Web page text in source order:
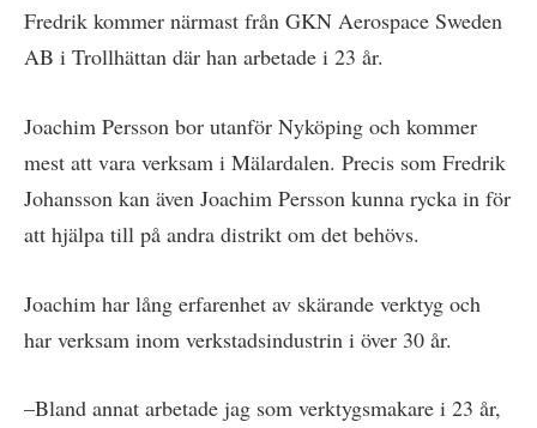
Fredrik kommer närmast från GKN Aerospace Sweden
AB i Trollhättan där han arbetade i 23 år.
Joachim Persson bor utanför Nyköping och kommer
mest att vara verksam i Mälardalen. Precis som Fredrik
Johansson kan även Joachim Persson kunna rycka in för
att hjälpa till på andra distrikt om det behövs.
Joachim har lång erfarenhet av skärande verktyg och
har verksam inom verkstadsindustrin i över 30 år.
–Bland annat arbetade jag som verktygsmakare i 23 år,